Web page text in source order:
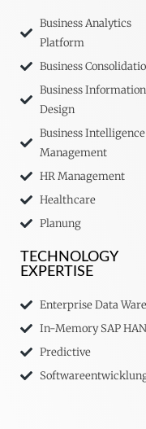
Business Analytics
Platform
Business
Business Information
Design
Business Intelligence
Management
HR Management
Healthcare
Planung
TECHNOLOGY
EXPERTISE
Enterprise Data
In-Memory SAP
Predictive